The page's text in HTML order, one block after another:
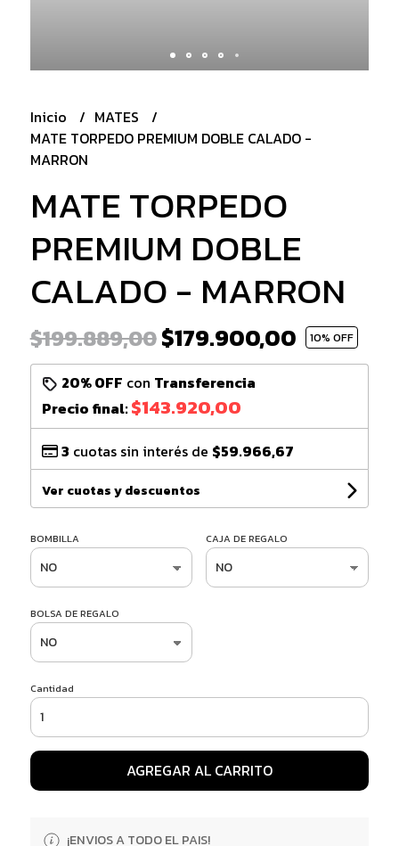
Inicio
MATES
MATE TORPEDO PREMIUM DOBLE CALADO -
MARRON
MATE TORPEDO
PREMIUM DOBLE
CALADO - MARRON
$199.889,00$179.900,00 10% OFF
20% OFF con Transferencia
Precio final:$143.920,00
3 cuotas sin interés de $59.966,67
Ver cuotas y descuentos
BOMBILLA CAJA DE REGALO
BOLSA DE REGALO
Cantidad
AGREGAR AL CARRITO
¡ENVIOS A TODO EL PAIS!